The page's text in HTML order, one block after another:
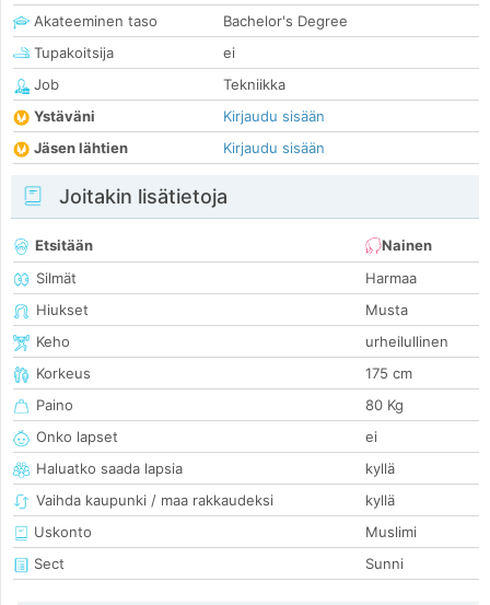
Akateeminen taso
Bachelor's Degree
Tupakoitsija
ei
Job
Tekniikka
Ystäväni
Kirjaudu sisään
Jäsen lähtien
Kirjaudu sisään
Joitakin lisätietoja
Etsitään
Nainen
Silmät
Harmaa
Hiukset
Musta
Keho
urheilullinen
Korkeus
175 cm
Paino
80 Kg
Onko lapset
ei
Haluatko saada lapsia
kyllä
Vaihda kaupunki / maa rakkaudeksi
kyllä
Uskonto
Muslimi
Sect
Sunni